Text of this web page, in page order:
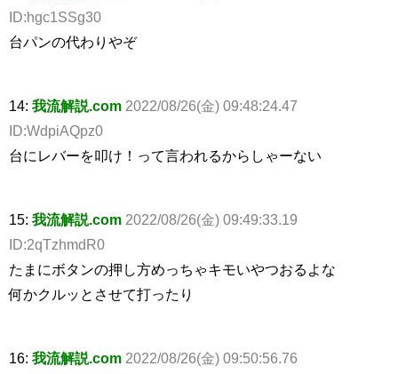
ID:hgc1SSg30
台パンの代わりやぞ
14: 我流解説.com 2022/08/26(金) 09:48:24.47
ID:WdpiAQpz0
台にレバーを叩け！って言われるからしゃーない
15: 我流解説.com 2022/08/26(金) 09:49:33.19
ID:2qTzhmdR0
たまにボタンの押し方めっちゃキモいやつおるよな
何かクルッとさせて打ったり
16: 我流解説.com 2022/08/26(金) 09:50:56.76